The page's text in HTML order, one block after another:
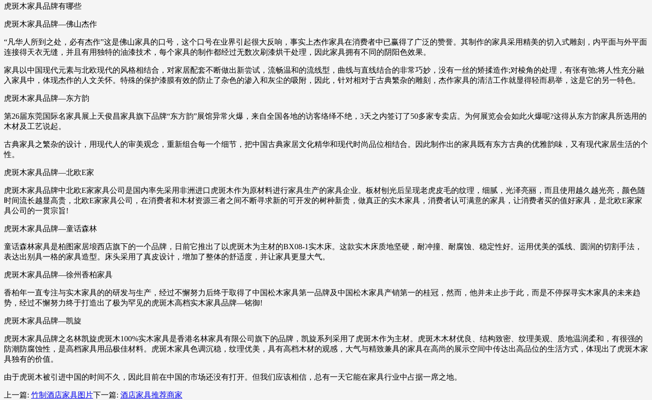
虎斑木家具品牌有哪些
虎斑木家具品牌—佛山杰作
“凡华人所到之处，必有杰作”这是佛山家具的口号，这个口号在业界引起很大反响，事实上杰作家具在消费者中已赢得了广泛的赞誉。其制作的家具采用精美的切入式雕刻，内平面与外平面
连接得天衣无缝，并且有用独特的油漆技术，每个家具的制作都经过无数次刷漆烘干处理，因此家具拥有不同的阴阳色效果。
家具以中国现代元素与北欧现代的风格相结合，对家居配套不断做出新尝试，流畅温和的流线型，曲线与直线结合的非常巧妙，没有一丝的矫揉造作;对棱角的处理，有张有弛;将人性充分融
入家具中，体现杰作的人文关怀。特殊的保护漆膜有效的防止了杂色的渗入和灰尘的吸附，因此，针对相对于古典繁杂的雕刻，杰作家具的清洁工作就显得轻而易举，这是它的另一特色。
虎斑木家具品牌—东方韵
第26届东莞国际名家具展上天俊昌家具旗下品牌“东方韵”展馆异常火爆，来自全国各地的访客络绎不绝，3天之内签订了50多家专卖店。为何展览会会如此火爆呢?这得从东方韵家具所选用的
木材及工艺说起。
古典家具之繁杂的设计，用现代人的审美观念，重新组合每一个细节，把中国古典家居文化精华和现代时尚品位相结合。因此制作出的家具既有东方古典的优雅韵味，又有现代家居生活的个
性。
虎斑木家具品牌—北欧E家
虎斑木家具品牌中北欧E家家具公司是国内率先采用非洲进口虎斑木作为原材料进行家具生产的家具企业。板材刨光后呈现老虎皮毛的纹理，细腻，光泽亮丽，而且使用越久越光亮，颜色随
时间流长越显高贵，北欧E家家具公司，在消费者和木材资源三者之间不断寻求新的可开发的树种新贵，做真正的实木家具，消费者认可满意的家具，让消费者买的值好家具，是北欧E家家
具公司的一贯宗旨!
虎斑木家具品牌—童话森林
童话森林家具是柏图家居埌西店旗下的一个品牌，日前它推出了以虎斑木为主材的BX08-1实木床。这款实木床质地坚硬，耐冲撞、耐腐蚀、稳定性好。运用优美的弧线、圆润的切割手法，
表达出别具一格的家具造型。床头采用了真皮设计，增加了整体的舒适度，并让家具更显大气。
虎斑木家具品牌—徐州香柏家具
香柏年一直专注与实木家具的的研发与生产，经过不懈努力后终于取得了中国松木家具第一品牌及中国松木家具产销第一的桂冠，然而，他并未止步于此，而是不停探寻实木家具的未来趋
势，经过不懈努力终于打造出了极为罕见的虎斑木高档实木家具品牌—铭御!
虎斑木家具品牌—凯旋
虎斑木家具品牌之名林凯旋虎斑木100%实木家具是香港名林家具有限公司旗下的品牌，凯旋系列采用了虎斑木作为主材。虎斑木木材优良、结构致密、纹理美观、质地温润柔和，有很强的
防潮防腐蚀性，是高档家具用品极佳材料。虎斑木家具色调沉稳，纹理优美，具有高档木材的观感，大气与精致兼具的家具在高尚的展示空间中传达出高品位的生活方式，体现出了虎斑木家
具独有的价值。
由于虎斑木被引进中国的时间不久，因此目前在中国的市场还没有打开。但我们应该相信，总有一天它能在家具行业中占据一席之地。
上一篇: 竹制酒店家具图片下一篇: 酒店家具推荐商家